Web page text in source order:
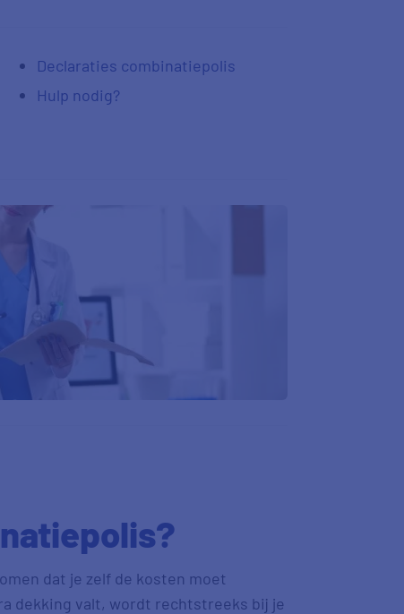
Declaraties combinatiepolis
Hulp nodig?
dat je zelf de kosten moet
dekking valt, wordt rechtstreeks bij je